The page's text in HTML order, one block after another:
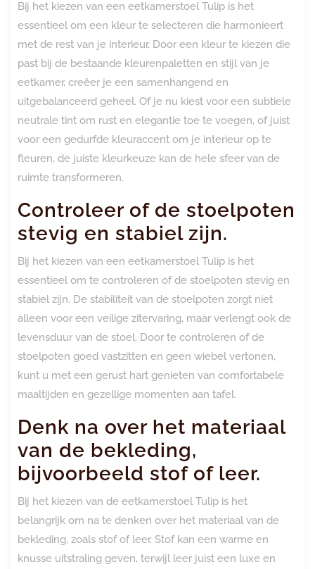
Bij het kiezen van een eetkamerstoel Tulip is het
essentieel om een kleur te selecteren die harmonieert
met de rest van je interieur. Door een kleur te kiezen die
past bij de bestaande kleurenpaletten en stijl van je
eetkamer, creëer je een samenhangend en
uitgebalanceerd geheel. Of je nu kiest voor een subtiele
neutrale tint om rust en elegantie toe te voegen, of juist
voor een gedurfde kleuraccent om je interieur op te
fleuren, de juiste kleurkeuze kan de hele sfeer van de
ruimte transformeren.
Controleer of de stoelpoten
stevig en stabiel zijn.
Bij het kiezen van een eetkamerstoel Tulip is het
essentieel om te controleren of de stoelpoten stevig en
stabiel zijn. De stabiliteit van de stoelpoten zorgt niet
alleen voor een veilige zitervaring, maar verlengt ook de
levensduur van de stoel. Door te controleren of de
stoelpoten goed vastzitten en geen wiebel vertonen,
kunt u met een gerust hart genieten van comfortabele
maaltijden en gezellige momenten aan tafel.
Denk na over het materiaal
van de bekleding,
bijvoorbeeld stof of leer.
Bij het kiezen van de eetkamerstoel Tulip is het
belangrijk om na te denken over het materiaal van de
bekleding, zoals stof of leer. Stof kan een warme en
knusse uitstraling geven, terwijl leer juist een luxe en